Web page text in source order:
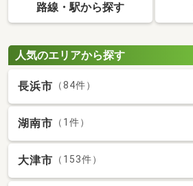
路線・駅から探す
人気のエリアから探す
長浜市 （84件）
湖南市 （1件）
大津市 （153件）